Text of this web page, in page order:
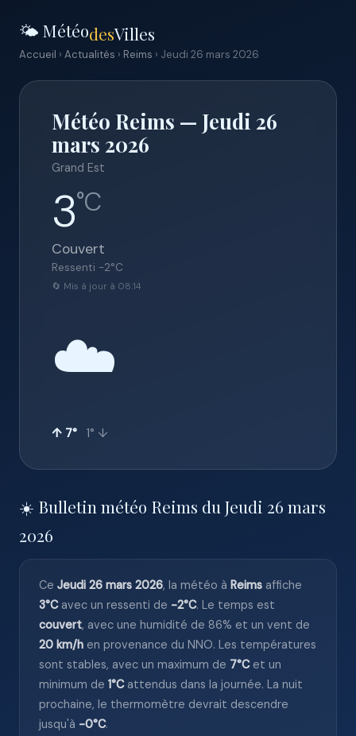
🌤️ MétéodesVilles
Accueil › Actualités › Reims › Jeudi 26 mars 2026
Météo Reims — Jeudi 26
mars 2026
Grand Est
3°C
Couvert
Ressenti -2°C
🔄 Mis à jour à 08:14
☁️
↑ 7° 1° ↓
☀️ Bulletin météo Reims du Jeudi 26 mars
2026
Ce Jeudi 26 mars 2026, la météo à Reims affiche
3°Cavec un ressenti de -2°C. Le temps est
couvert, avec une humidité de 86% et un vent de
20 km/h en provenance du NNO. Les températures
sont stables, avec un maximum de 7°Cet un
minimum de 1°Cattendus dans la journée. La nuit
prochaine, le thermomètre devrait descendre
jusqu'à -0°C.